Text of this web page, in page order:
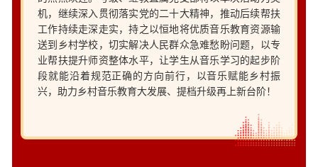
机，继续深入贯彻落实党的二十大精神，推动后续帮扶
工作持续走深走实，持之以恒地将优质音乐教育资源输
送到乡村学校，切实解决人民群众急难愁盼问题，以专
业帮扶提升师资整体水平，让学生从音乐学习的起步阶
段就能沿着规范正确的方向前行，以音乐赋能乡村振
兴，助力乡村音乐教育大发展、提档升级再上新台阶！